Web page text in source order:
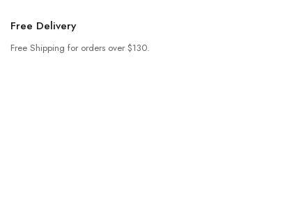
Free Delivery
Free Shipping for orders over $130.